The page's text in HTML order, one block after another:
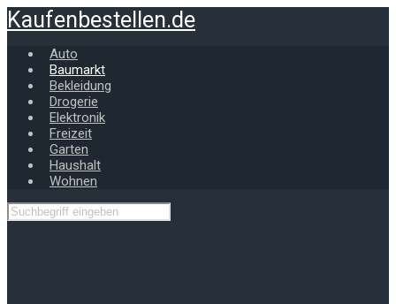
Zum
Hauptinhalt
springen
Kaufenbestellen.de
Auto
Baumarkt
Bekleidung
Drogerie
Elektronik
Freizeit
Garten
Haushalt
Wohnen